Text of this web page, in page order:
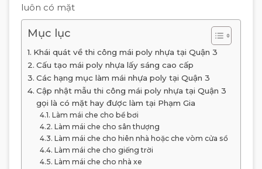
luôn có mặt
Mục lục
Khái quát về thi công mái poly nhựa tại Quận 3
Cấu tạo mái poly nhựa lấy sáng cao cấp
Các hạng mục làm mái nhựa poly tại Quận 3
Cập nhật mẫu thi công mái poly nhựa tại Quận 3
gọi là có mặt hay được làm tại Phạm Gia
Làm mái che cho bể bơi
Làm mái che cho sân thượng
Làm mái che cho hiên nhà hoặc che vòm cửa sổ
Làm mái che cho giếng trời
Làm mái che cho nhà xe